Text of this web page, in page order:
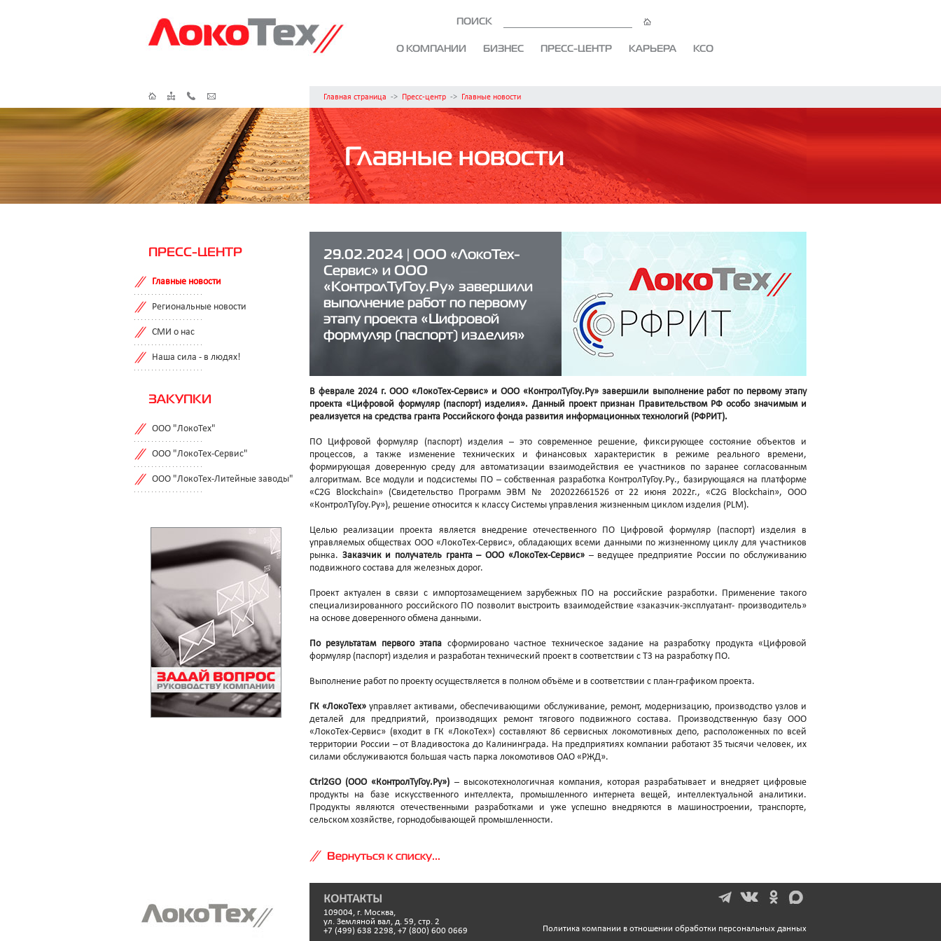
ПОИСК
О КОМПАНИИ БИЗНЕС ПРЕСС-ЦЕНТР КАРЬЕРА КСО
Главная страница -> Пресс-центр -> Главные новости
Главные новости
ПРЕСС-ЦЕНТР
Главные новости
Региональные новости
СМИ о нас
Наша сила - в людях!
ЗАКУПКИ
ООО "ЛокоТех"
ООО "ЛокоТех-Сервис"
ООО "ЛокоТех-Литейные заводы"
29.02.2024 | ООО «ЛокоТех-
Сервис» и ООО
«КонтролТуГоу.Ру» завершили
выполнение работ по первому
этапу проекта «Цифровой
формуляр (паспорт) изделия»
В феврале 2024 г. ООО «ЛокоТех-Сервис» и ООО «КонтролТуГоу.Ру» завершили выполнение работ по первому этапу
проекта «Цифровой формуляр (паспорт) изделия». Данный проект признан Правительством РФ особо значимым и
реализуется на средства гранта Российского фонда развития информационных технологий (РФРИТ).
ПО Цифровой формуляр (паспорт) изделия – это современное решение, фиксирующее состояние объектов и
процессов, а также изменение технических и финансовых характеристик в режиме реального времени,
формирующая доверенную среду для автоматизации взаимодействия ее участников по заранее согласованным
алгоритмам. Все модули и подсистемы ПО – собственная разработка КонтролТуГоу.Ру., базирующаяся на платформе
«C2G Blockchain» (Свидетельство Программ ЭВМ № 202022661526 от 22 июня 2022г., «C2G Blockchain», ООО
«КонтролТуГоу.Ру»), решение относится к классу Системы управления жизненным циклом изделия (PLM).
Целью реализации проекта является внедрение отечественного ПО Цифровой формуляр (паспорт) изделия в
управляемых обществах ООО «ЛокоТех-Сервис», обладающих всеми данными по жизненному циклу для участников
рынка. Заказчик и получатель гранта – ООО «ЛокоТех-Сервис»– ведущее предприятие России по обслуживанию
подвижного состава для железных дорог.
Проект актуален в связи с импортозамещением зарубежных ПО на российские разработки. Применение такого
специализированного российского ПО позволит выстроить взаимодействие «заказчик-эксплуатант- производитель»
на основе доверенного обмена данными.
По результатам первого этапа сформировано частное техническое задание на разработку продукта «Цифровой
формуляр (паспорт) изделия и разработан технический проект в соответствии с ТЗ на разработку ПО.
Выполнение работ по проекту осуществляется в полном объёме и в соответствии с план-графиком проекта.
ГК «ЛокоТех» управляет активами, обеспечивающими обслуживание, ремонт, модернизацию, производство узлов и
деталей для предприятий, производящих ремонт тягового подвижного состава. Производственную базу ООО
«ЛокоТех-Сервис» (входит в ГК «ЛокоТех») составляют 86 сервисных локомотивных депо, расположенных по всей
территории России – от Владивостока до Калининграда. На предприятиях компании работают 35 тысячи человек, их
силами обслуживаются большая часть парка локомотивов ОАО «РЖД».
Ctrl2GO (ООО «КонтролТуГоу.Ру») – высокотехнологичная компания, которая разрабатывает и внедряет цифровые
продукты на базе искусственного интеллекта, промышленного интернета вещей, интеллектуальной аналитики.
Продукты являются отечественными разработками и уже успешно внедряются в машиностроении, транспорте,
сельском хозяйстве, горнодобывающей промышленности.
Вернуться к списку...
КОНТАКТЫ
109004, г. Москва,
ул. Земляной вал, д. 59, стр. 2
+7 (499) 638 2298, +7 (800) 600 0669
Политика компании в отношении обработки персональных данных